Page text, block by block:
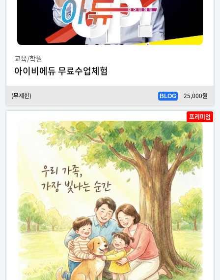
교육/학원
아이비에듀 무료수업체험
(무제한) BLOG 25,000원
프리미엄